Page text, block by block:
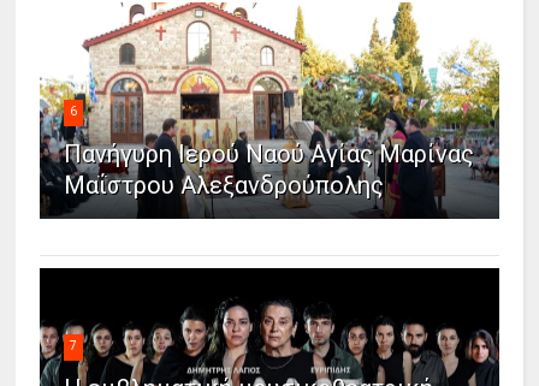
6
Πανήγυρη Ιερού Ναού Αγίας Μαρίνας
Μαΐστρου Αλεξανδρούπολης
7